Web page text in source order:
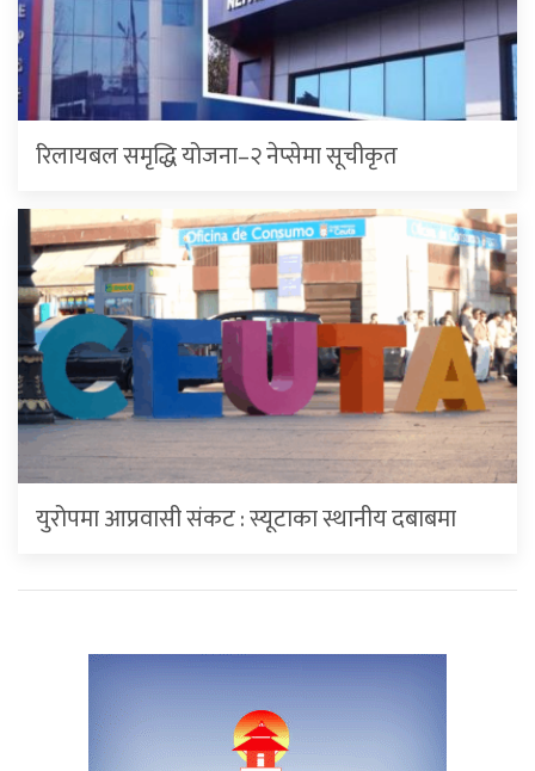
रिलायबल समृद्धि योजना–२ नेप्सेमा सूचीकृत
युरोपमा आप्रवासी संकट : स्यूटाका स्थानीय दबाबमा